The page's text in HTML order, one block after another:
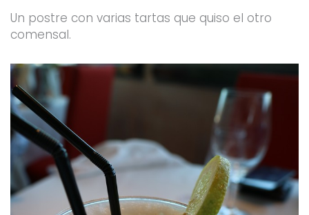
Un postre con varias tartas que quiso el otro
comensal.